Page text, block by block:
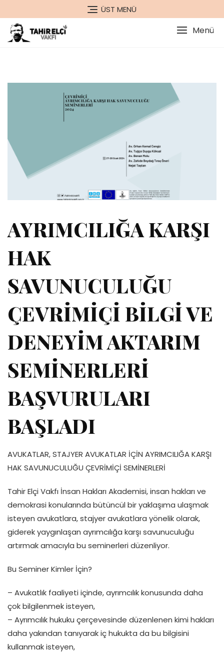
to
content
ÜST MENÜ
Menü
AYRIMCILIĞA KARŞI
HAK
SAVUNUCULUĞU
ÇEVRİMİÇİ BİLGİ VE
DENEYİM AKTARIM
SEMİNERLERİ
BAŞVURULARI
BAŞLADI
AVUKATLAR, STAJYER AVUKATLAR İÇİN AYRIMCILIĞA KARŞI
HAK SAVUNUCULUĞU ÇEVRİMİÇİ SEMİNERLERİ
Tahir Elçi Vakfı İnsan Hakları Akademisi, insan hakları ve
demokrasi konularında bütüncül bir yaklaşıma ulaşmak
isteyen avukatlara, stajyer avukatlara yönelik olarak,
giderek yaygınlaşan ayrımcılığa karşı savunuculuğu
artırmak amacıyla bu seminerleri düzenliyor.
Bu Seminer Kimler İçin?
– Avukatlık faaliyeti içinde, ayrımcılık konusunda daha
çok bilgilenmek isteyen,
– Ayrımcılık hukuku çerçevesinde düzenlenen kimi hakları
daha yakından tanıyarak iç hukukta da bu bilgisini
kullanmak isteyen,